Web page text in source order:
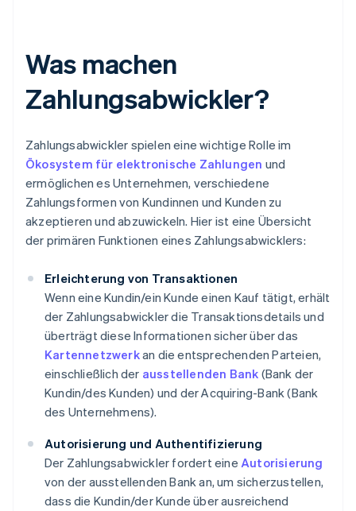
Was machen
Zahlungsabwickler?
Zahlungsabwickler spielen eine wichtige Rolle im
Ökosystem für elektronische Zahlungen und
ermöglichen es Unternehmen, verschiedene
Zahlungsformen von Kundinnen und Kunden zu
akzeptieren und abzuwickeln. Hier ist eine Übersicht
der primären Funktionen eines Zahlungsabwicklers:
Erleichterung von Transaktionen
Wenn eine Kundin/ein Kunde einen Kauf tätigt, erhält
der Zahlungsabwickler die Transaktionsdetails und
überträgt diese Informationen sicher über das
Kartennetzwerkan die entsprechenden Parteien,
einschließlich der ausstellenden Bank (Bank der
Kundin/des Kunden) und der Acquiring-Bank (Bank
des Unternehmens).
Autorisierung und Authentifizierung
Der Zahlungsabwickler fordert eine Autorisierung
von der ausstellenden Bank an, um sicherzustellen,
dass die Kundin/der Kunde über ausreichend